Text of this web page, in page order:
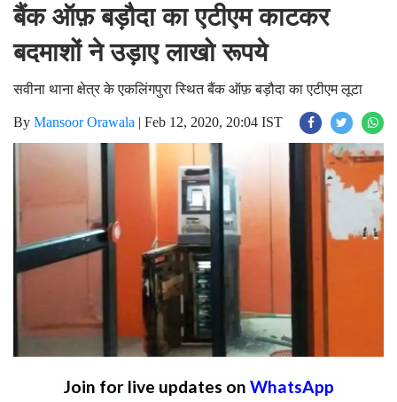
बैंक ऑफ़ बड़ौदा का एटीएम काटकर
बदमाशों ने उड़ाए लाखो रूपये
सवीना थाना क्षेत्र के एकलिंगपुरा स्थित बैंक ऑफ़ बड़ौदा का एटीएम लूटा
By Mansoor Orawala | Feb 12, 2020, 20:04 IST
Join for live updates on WhatsApp